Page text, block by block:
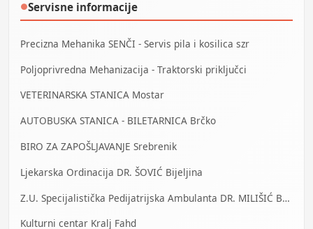
●Servisne informacije
Precizna Mehanika SENČI - Servis pila i kosilica szr
Poljoprivredna Mehanizacija - Traktorski priključci
VETERINARSKA STANICA Mostar
AUTOBUSKA STANICA - BILETARNICA Brčko
BIRO ZA ZAPOŠLJAVANJE Srebrenik
Ljekarska Ordinacija DR. ŠOVIĆ Bijeljina
Z.U. Specijalistička Pedijatrijska Ambulanta DR. MILIŠIĆ Banja Luka
Kulturni centar Kralj Fahd